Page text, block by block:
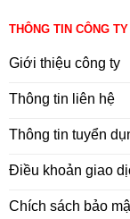
THÔNG TIN CÔNG TY
Giới thiệu công ty
Thông tin liên hệ
Thông tin tuyển
Điều khoản giao
Chích sách bảo